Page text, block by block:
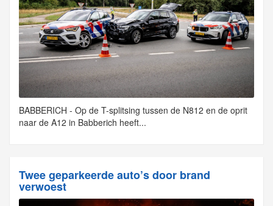
BABBERICH - Op de T-splitsing tussen de N812 en de oprit
naar de A12 in Babberich heeft...
Twee geparkeerde auto’s door brand
verwoest